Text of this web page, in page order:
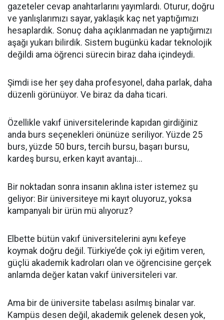
gazeteler cevap anahtarlarını yayımlardı. Oturur, doğru
ve yanlışlarımızı sayar, yaklaşık kaç net yaptığımızı
hesaplardık. Sonuç daha açıklanmadan ne yaptığımızı
aşağı yukarı bilirdik. Sistem bugünkü kadar teknolojik
değildi ama öğrenci sürecin biraz daha içindeydi.
Şimdi ise her şey daha profesyonel, daha parlak, daha
düzenli görünüyor. Ve biraz da daha ticari.
Özellikle vakıf üniversitelerinde kapıdan girdiğiniz
anda burs seçenekleri önünüze seriliyor. Yüzde 25
burs, yüzde 50 burs, tercih bursu, başarı bursu,
kardeş bursu, erken kayıt avantajı...
Bir noktadan sonra insanın aklına ister istemez şu
geliyor: Bir üniversiteye mi kayıt oluyoruz, yoksa
kampanyalı bir ürün mü alıyoruz?
Elbette bütün vakıf üniversitelerini aynı kefeye
koymak doğru değil. Türkiye’de çok iyi eğitim veren,
güçlü akademik kadroları olan ve öğrencisine gerçek
anlamda değer katan vakıf üniversiteleri var.
Ama bir de üniversite tabelası asılmış binalar var.
Kampüs desen değil, akademik gelenek desen yok,